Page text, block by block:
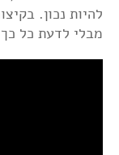
להיות נכון.
מבלי לדעת כל